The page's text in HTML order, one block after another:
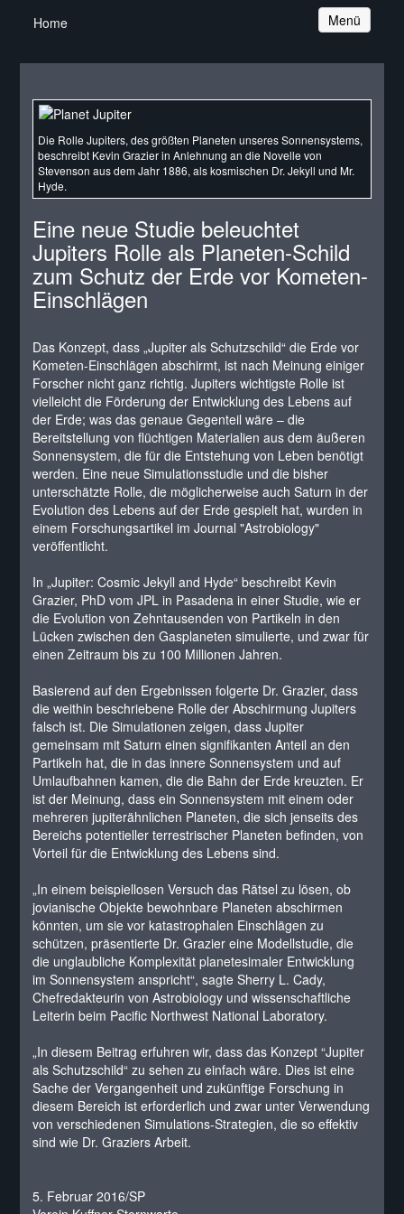
Navigation
Menü
Home
Die Rolle Jupiters, des größten Planeten unseres Sonnensystems,
beschreibt Kevin Grazier in Anlehnung an die Novelle von
Stevenson aus dem Jahr 1886, als kosmischen Dr. Jekyll und Mr.
Hyde.
Eine neue Studie beleuchtet
Jupiters Rolle als Planeten-Schild
zum Schutz der Erde vor Kometen-
Einschlägen
Das Konzept, dass „Jupiter als Schutzschild“ die Erde vor
Kometen-Einschlägen abschirmt, ist nach Meinung einiger
Forscher nicht ganz richtig. Jupiters wichtigste Rolle ist
vielleicht die Förderung der Entwicklung des Lebens auf
der Erde; was das genaue Gegenteil wäre – die
Bereitstellung von flüchtigen Materialien aus dem äußeren
Sonnensystem, die für die Entstehung von Leben benötigt
werden. Eine neue Simulationsstudie und die bisher
unterschätzte Rolle, die möglicherweise auch Saturn in der
Evolution des Lebens auf der Erde gespielt hat, wurden in
einem Forschungsartikel im Journal "Astrobiology"
veröffentlicht.
In „Jupiter: Cosmic Jekyll and Hyde“ beschreibt Kevin
Grazier, PhD vom JPL in Pasadena in einer Studie, wie er
die Evolution von Zehntausenden von Partikeln in den
Lücken zwischen den Gasplaneten simulierte, und zwar für
einen Zeitraum bis zu 100 Millionen Jahren.
Basierend auf den Ergebnissen folgerte Dr. Grazier, dass
die weithin beschriebene Rolle der Abschirmung Jupiters
falsch ist. Die Simulationen zeigen, dass Jupiter
gemeinsam mit Saturn einen signifikanten Anteil an den
Partikeln hat, die in das innere Sonnensystem und auf
Umlaufbahnen kamen, die die Bahn der Erde kreuzten. Er
ist der Meinung, dass ein Sonnensystem mit einem oder
mehreren jupiterähnlichen Planeten, die sich jenseits des
Bereichs potentieller terrestrischer Planeten befinden, von
Vorteil für die Entwicklung des Lebens sind.
„In einem beispiellosen Versuch das Rätsel zu lösen, ob
jovianische Objekte bewohnbare Planeten abschirmen
könnten, um sie vor katastrophalen Einschlägen zu
schützen, präsentierte Dr. Grazier eine Modellstudie, die
die unglaubliche Komplexität planetesimaler Entwicklung
im Sonnensystem anspricht“, sagte Sherry L. Cady,
Chefredakteurin von Astrobiology und wissenschaftliche
Leiterin beim Pacific Northwest National Laboratory.
„In diesem Beitrag erfuhren wir, dass das Konzept “Jupiter
als Schutzschild“ zu sehen zu einfach wäre. Dies ist eine
Sache der Vergangenheit und zukünftige Forschung in
diesem Bereich ist erforderlich und zwar unter Verwendung
von verschiedenen Simulations-Strategien, die so effektiv
sind wie Dr. Graziers Arbeit.
5. Februar 2016/SP